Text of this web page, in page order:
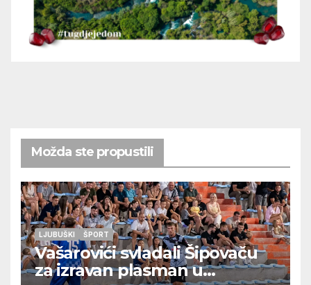
Možda ste propustili
LJUBUŠKI ŠPORT
Vašarovići svladali Šipovaču
za izravan plasman u